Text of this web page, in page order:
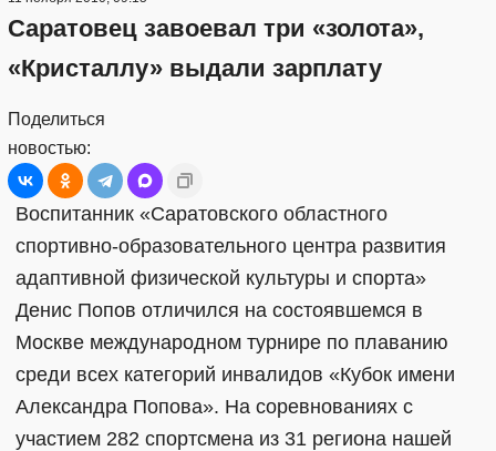
Саратовец завоевал три «золота»,
«Кристаллу» выдали зарплату
Поделиться
новостью:
Воспитанник «Саратовского областного
спортивно-образовательного центра развития
адаптивной физической культуры и спорта»
Денис Попов отличился на состоявшемся в
Москве международном турнире по плаванию
среди всех категорий инвалидов «Кубок имени
Александра Попова». На соревнованиях с
участием 282 спортсмена из 31 региона нашей